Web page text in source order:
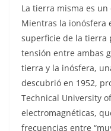
La tierra misma es
Mientras la ionósfera
superficie de la tierra
tensión entre ambas
tierra y la inósfera,
descubrió en 1952,
Technical University
electromagnéticas,
frecuencias entre